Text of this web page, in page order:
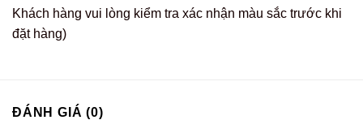
Khách hàng vui lòng kiểm tra xác nhận màu sắc trước khi
đặt hàng)
ĐÁNH GIÁ (0)